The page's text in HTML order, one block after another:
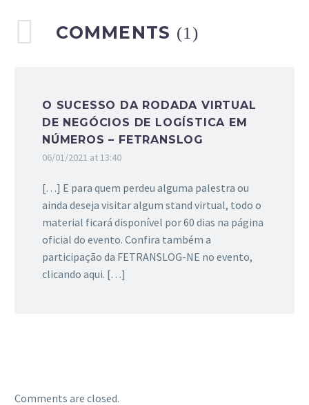
COMMENTS (1)
O SUCESSO DA RODADA VIRTUAL
DE NEGÓCIOS DE LOGÍSTICA EM
NÚMEROS – FETRANSLOG
06/01/2021 at 13:40
[…] E para quem perdeu alguma palestra ou
ainda deseja visitar algum stand virtual, todo o
material ficará disponível por 60 dias na página
oficial do evento. Confira também a
participação da FETRANSLOG-NE no evento,
clicando aqui. […]
Comments are closed.